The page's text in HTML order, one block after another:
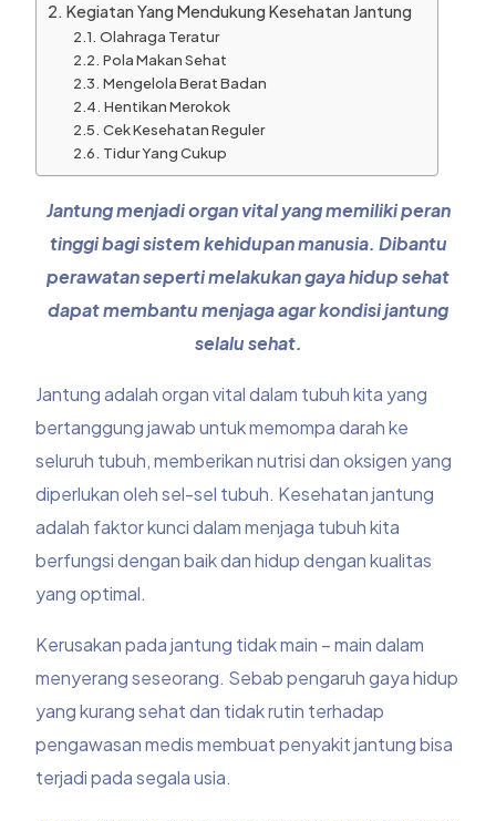
Kegiatan Yang Mendukung Kesehatan Jantung
Olahraga Teratur
Pola Makan Sehat
Mengelola Berat Badan
Hentikan Merokok
Cek Kesehatan Reguler
Tidur Yang Cukup
Jantung menjadi organ vital yang memiliki peran
tinggi bagi sistem kehidupan manusia. Dibantu
perawatan seperti melakukan gaya hidup sehat
dapat membantu menjaga agar kondisi jantung
selalu sehat.
Jantung adalah organ vital dalam tubuh kita yang
bertanggung jawab untuk memompa darah ke
seluruh tubuh, memberikan nutrisi dan oksigen yang
diperlukan oleh sel-sel tubuh. Kesehatan jantung
adalah faktor kunci dalam menjaga tubuh kita
berfungsi dengan baik dan hidup dengan kualitas
yang optimal.
Kerusakan pada jantung tidak main – main dalam
menyerang seseorang. Sebab pengaruh gaya hidup
yang kurang sehat dan tidak rutin terhadap
pengawasan medis membuat penyakit jantung bisa
terjadi pada segala usia.